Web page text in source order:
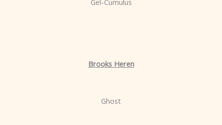
Gel-Cumulus
Brooks Heren
Ghost